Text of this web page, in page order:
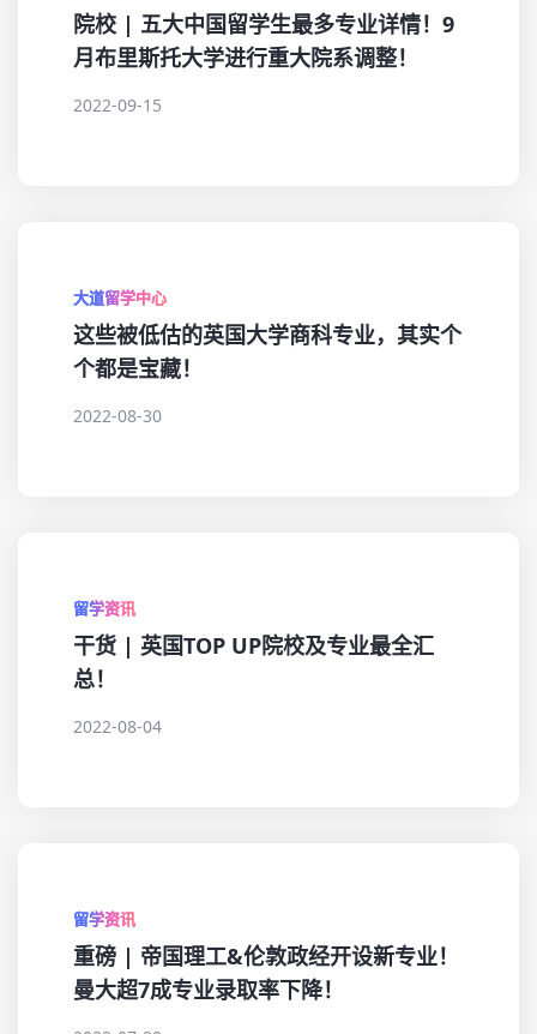
院校 | 五大中国留学生最多专业详情！9
月布里斯托大学进行重大院系调整！
2022-09-15
大道留学中心
这些被低估的英国大学商科专业，其实个
个都是宝藏！
2022-08-30
留学资讯
干货 | 英国TOP UP院校及专业最全汇
总！
2022-08-04
留学资讯
重磅 | 帝国理工&伦敦政经开设新专业！
曼大超7成专业录取率下降！